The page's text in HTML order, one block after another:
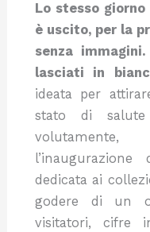
Lo stesso
è uscito, per la
senza
lasciati in
ideata per
stato di
l’inaugurazione
dedicata ai
godere di un
visitatori, cifre